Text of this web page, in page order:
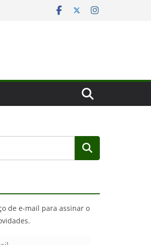
de e-mail para assinar o